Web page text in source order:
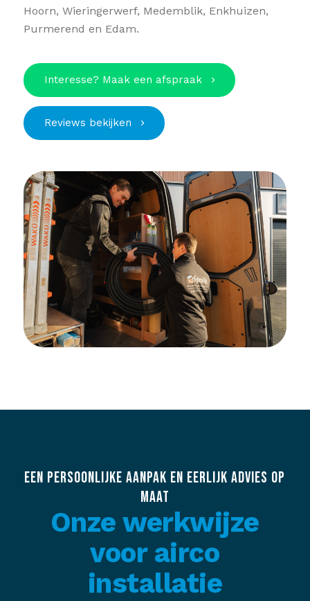
Hoorn, Wieringerwerf, Medemblik, Enkhuizen,
Purmerend en Edam.
Interesse? Maak een afspraak
Reviews bekijken
EEN PERSOONLIJKE AANPAK EN EERLIJK ADVIES OP
MAAT
Onze werkwijze
voor airco
installatie